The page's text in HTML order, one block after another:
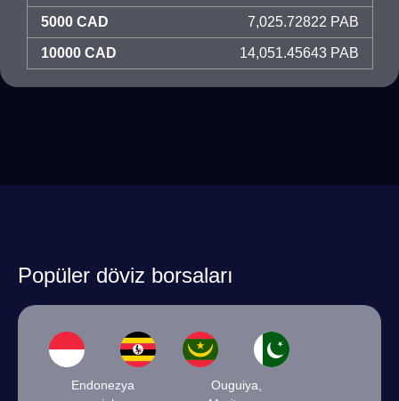
5000 CAD 7,025.72822 PAB
10000 CAD 14,051.45643 PAB
Popüler döviz borsaları
Endonezya
Ouguiya,